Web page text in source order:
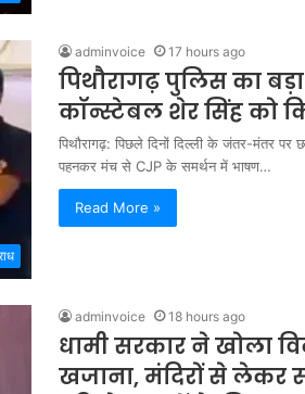
adminvoice 17 hours ago
पिथौरागढ़ पुलिस का
कॉन्स्टेबल शेर सिंह को
पिथौरागढ़: पिछले दिनों दिल्ली के जंतर-मंतर पर
पहनकर मंच से CJP के समर्थन में भाषण…
Read More »
adminvoice 18 hours ago
धामी सरकार ने खोला
खजाना, मंदिरों से लेकर